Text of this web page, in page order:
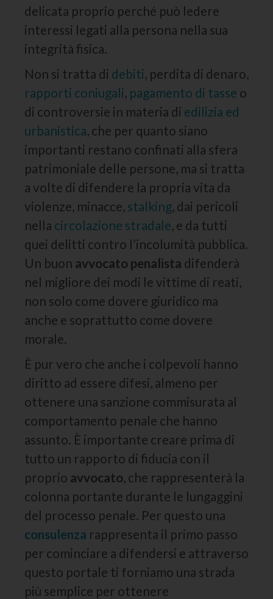
delicata proprio perché può ledere
interessi legati alla persona nella sua
integrità fisica.
Non si tratta di debiti, perdita di denaro,
rapporti coniugali, pagamento di tasse o
di controversie in materia di edilizia ed
urbanistica, che per quanto siano
importanti restano confinati alla sfera
patrimoniale delle persone, ma si tratta
a volte di difendere la propria vita da
violenze, minacce, stalking, dai pericoli
nella circolazione stradale, e da tutti
quei delitti contro l’incolumità pubblica.
Un buon avvocato penalista difenderà
nel migliore dei modi le vittime di reati,
non solo come dovere giuridico ma
anche e soprattutto come dovere
morale.
È pur vero che anche i colpevoli hanno
diritto ad essere difesi, almeno per
ottenere una sanzione commisurata al
comportamento penale che hanno
assunto. È importante creare prima di
tutto un rapporto di fiducia con il
proprio avvocato, che rappresenterà la
colonna portante durante le lungaggini
del processo penale. Per questo una
consulenza rappresenta il primo passo
per cominciare a difendersi e attraverso
questo portale ti forniamo una strada
più semplice per ottenere